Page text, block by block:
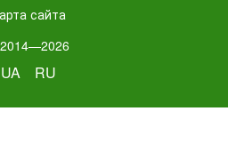
сайта
UA RU